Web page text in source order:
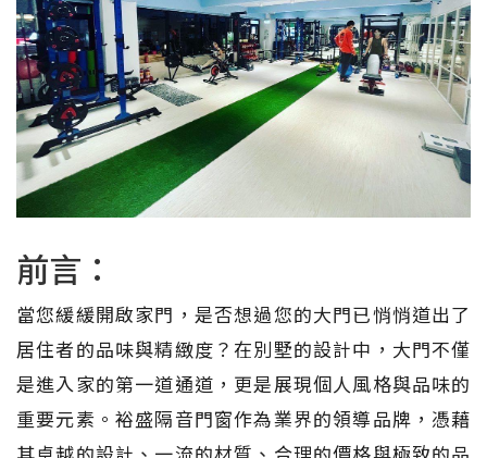
前言：
當您緩緩開啟家門，是否想過您的大門已悄悄道出了
居住者的品味與精緻度？在別墅的設計中，大門不僅
是進入家的第一道通道，更是展現個人風格與品味的
重要元素。裕盛隔音門窗作為業界的領導品牌，憑藉